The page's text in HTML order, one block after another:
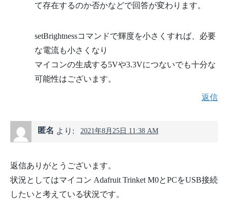
て存在するのか否かなどで回答が変わります。
setBrightnessコマンドで輝度を小さくすれば、必要
な電流も小さくなり
マイコンの生成する5Vや3.3Vにつないでも十分な
可能性はございます。
返信
匿名 より: 2021年8月25日 11:38 AM
返信ありがとうございます。
状況としてはマイコン Adafruit Trinket M0とPCをUSB接続
したいと考えている状況です。